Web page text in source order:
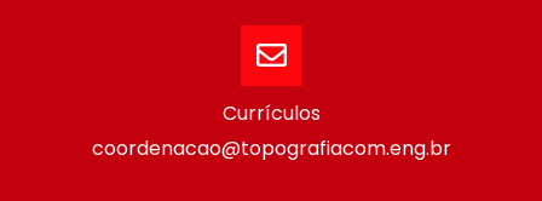
Currículos
coordenacao@topografiacom.eng.br